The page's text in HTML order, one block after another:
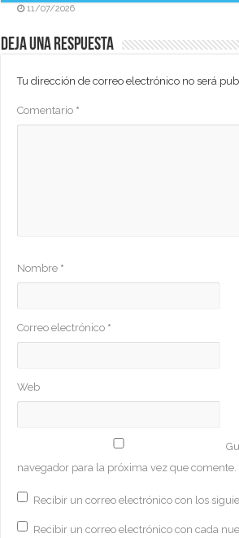
11/07/2026
Deja una respuesta
Tu dirección de correo electrónico no será
Comentario *
Nombre *
Correo electrónico *
Web
navegador para la próxima vez que comente.
Recibir un correo electrónico con los
Recibir un correo electrónico con cada